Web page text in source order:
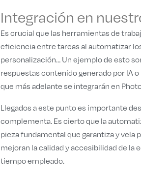
Integración en
Es crucial que las herramientas de
eficiencia entre tareas al automatizar
personalización… Un ejemplo de esto
respuestas contenido generado por IA o
que más adelante se integrarán en
Llegados a este punto es importante
complementa. Es cierto que la
pieza fundamental que garantiza y vela
mejoran la calidad y accesibilidad de
tiempo empleado.